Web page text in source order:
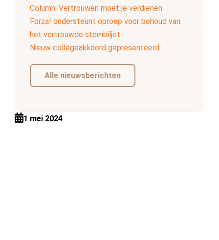
Column: Vertrouwen moet je verdienen
Forza! ondersteunt oproep voor behoud van
het vertrouwde stembiljet
Nieuw collegeakkoord gepresenteerd
Alle nieuwsberichten
1 mei 2024